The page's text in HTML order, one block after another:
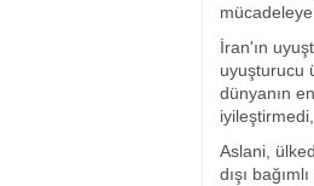
İran'ın
uyuşturucu
dünyanın
Aslani,
dışı